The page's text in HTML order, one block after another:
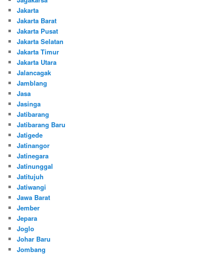
Jakarta
Jakarta Barat
Jakarta Pusat
Jakarta Selatan
Jakarta Timur
Jakarta Utara
Jalancagak
Jamblang
Jasa
Jasinga
Jatibarang
Jatibarang Baru
Jatigede
Jatinangor
Jatinegara
Jatinunggal
Jatitujuh
Jatiwangi
Jawa Barat
Jember
Jepara
Joglo
Johar Baru
Jombang